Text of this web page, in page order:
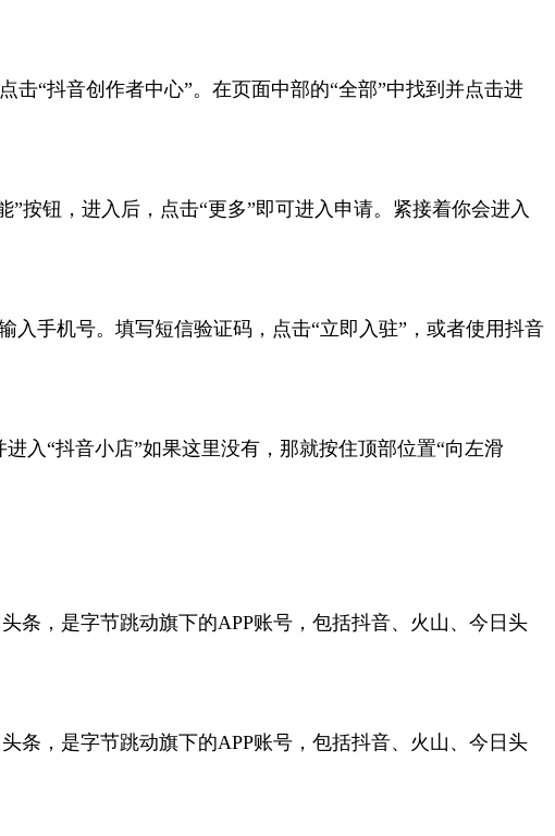
击“抖音创作者中心”。在页面中部的“全部”中找到并点击进
按钮，进入后，点击“更多”即可进入申请。紧接着你会进入
入手机号。填写短信验证码，点击“立即入驻”，或者使用抖音
入“抖音小店”如果这里没有，那就按住顶部位置“向左滑
条，是字节跳动旗下的APP账号，包括抖音、火山、今日头
条，是字节跳动旗下的APP账号，包括抖音、火山、今日头